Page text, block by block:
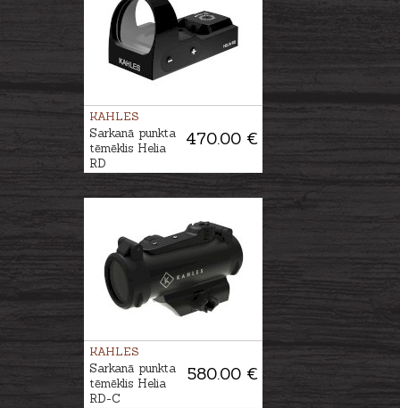
KAHLES
470.00 €
Sarkanā punkta
tēmēklis Helia
RD
KAHLES
580.00 €
Sarkanā punkta
tēmēklis Helia
RD-C